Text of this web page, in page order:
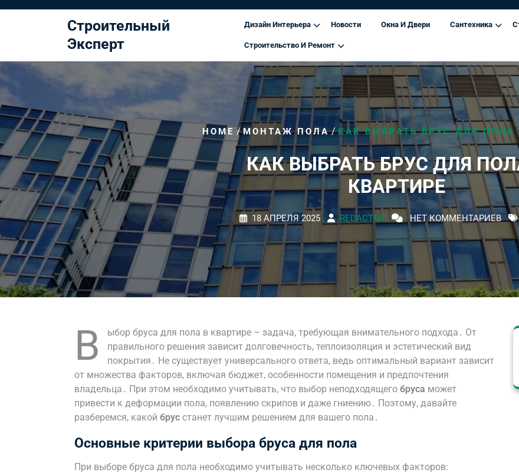
Строительный
Эксперт
Дизайн Интерьера Новости Окна И Двери Сантехника
Строительство И Ремонт
HOME /МОНТАЖ ПОЛА/КАК ВЫБРАТЬ БРУС ДЛЯ ПОЛА
КАК ВЫБРАТЬ БРУС ДЛЯ
КВАРТИРЕ
18 АПРЕЛЯ 2025 REDACTOR НЕТ КОММЕНТАРИЕВ
В
ыбор бруса для пола в квартире – задача, требующая внимательного подхода․ От
правильного решения зависит долговечность, теплоизоляция и эстетический вид
покрытия․ Не существует универсального ответа, ведь оптимальный вариант зависит
от множества факторов, включая бюджет, особенности помещения и предпочтения
владельца․ При этом необходимо учитывать, что выбор неподходящего бруса может
привести к деформации пола, появлению скрипов и даже гниению․ Поэтому, давайте
разберемся, какой брус станет лучшим решением для вашего пола․
Основные критерии выбора бруса для пола
При выборе бруса для пола необходимо учитывать несколько ключевых факторов: